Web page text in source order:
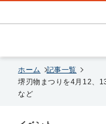
ホーム
記事一覧
堺刃物まつりを4月12、
など